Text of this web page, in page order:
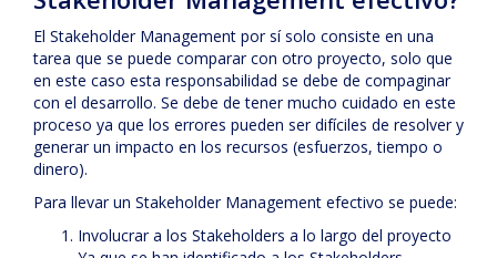
El Stakeholder Management por sí solo consiste en una
tarea que se puede comparar con otro proyecto, solo que
en este caso esta responsabilidad se debe de compaginar
con el desarrollo. Se debe de tener mucho cuidado en este
proceso ya que los errores pueden ser difíciles de resolver y
generar un impacto en los recursos (esfuerzos, tiempo o
dinero).
Para llevar un Stakeholder Management efectivo se puede:
Involucrar a los Stakeholders a lo largo del proyecto